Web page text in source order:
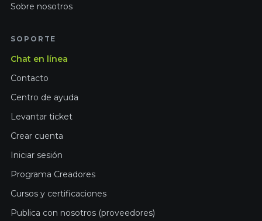
Sobre nosotros
SOPORTE
Chat en línea
Contacto
Centro de ayuda
Levantar ticket
Crear cuenta
Iniciar sesión
Programa Creadores
Cursos y certificaciones
Publica con nosotros (proveedores)